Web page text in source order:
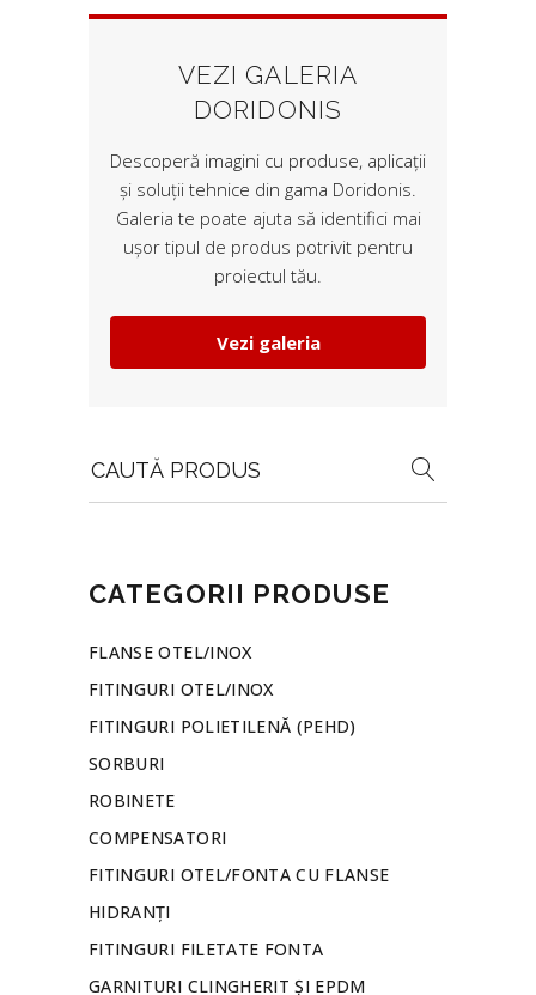
VEZI GALERIA
DORIDONIS
Descoperă imagini cu produse, aplicații
și soluții tehnice din gama Doridonis.
Galeria te poate ajuta să identifici mai
ușor tipul de produs potrivit pentru
proiectul tău.
Vezi galeria
for:
CATEGORII PRODUSE
FLANSE OTEL/INOX
FITINGURI OTEL/INOX
FITINGURI POLIETILENĂ (PEHD)
SORBURI
ROBINETE
COMPENSATORI
FITINGURI OTEL/FONTA CU FLANSE
HIDRANȚI
FITINGURI FILETATE FONTA
GARNITURI CLINGHERIT ȘI EPDM